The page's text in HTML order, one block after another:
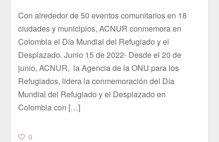
Con alrededor de 50 eventos comunitarios en 18
ciudades y municipios, ACNUR conmemora en
Colombia el Día Mundial del Refugiado y el
Desplazado. Junio 15 de 2022- Desde el 20 de
junio, ACNUR, la Agencia de la ONU para los
Refugiados, lidera la conmemoración del Día
Mundial del Refugiado y el Desplazado en
Colombia con […]
0